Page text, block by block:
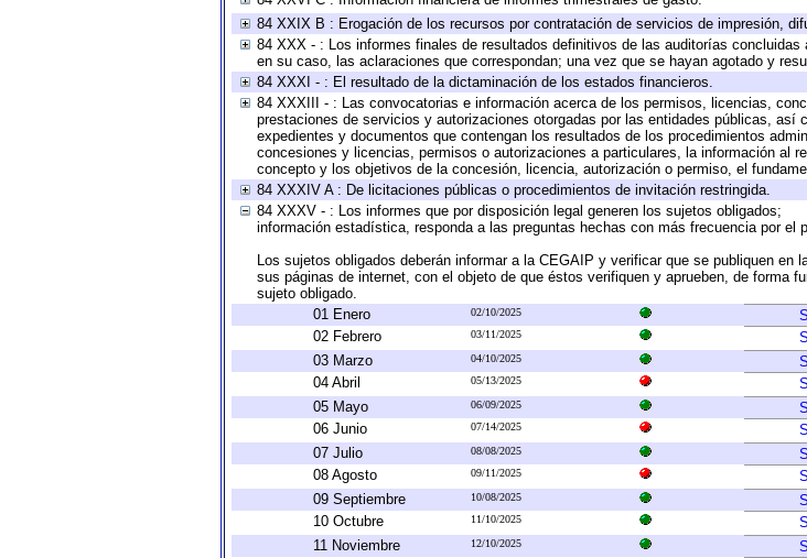
84 XXIX B : Erogación de los recursos por contratación de servicios de impresión,
84 XXX - : Los informes finales de resultados definitivos de las auditorías
en su caso, las aclaraciones que correspondan; una vez que se hayan agotado y
84 XXXI - : El resultado de la dictaminación de los estados financieros.
84 XXXIII - : Las convocatorias e información acerca de los permisos, licencias,
prestaciones de servicios y autorizaciones otorgadas por las entidades públicas, así
expedientes y documentos que contengan los resultados de los procedimientos
concesiones y licencias, permisos o autorizaciones a particulares, la información al
concepto y los objetivos de la concesión, licencia, autorización o permiso, el
84 XXXIV A : De licitaciones públicas o procedimientos de invitación restringida.
84 XXXV - : Los informes que por disposición legal generen los sujetos obligados;
información estadística, responda a las preguntas hechas con más frecuencia por el
Los sujetos obligados deberán informar a la CEGAIP y verificar que se publiquen
sus páginas de internet, con el objeto de que éstos verifiquen y aprueben, de forma
sujeto obligado.
01 Enero
02/10/2025
02 Febrero 03/11/2025
03 Marzo 04/10/2025
04 Abril 05/13/2025
05 Mayo 06/09/2025
06 Junio 07/14/2025
07 Julio 08/08/2025
08 Agosto 09/11/2025
09 Septiembre 10/08/2025
10 Octubre 11/10/2025
11 Noviembre 12/10/2025